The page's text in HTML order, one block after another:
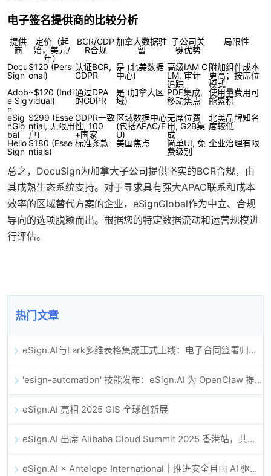
电子签名提供商的比较分析
提供
商
定价（起
始，美元/
年）
BCR/GDP
R合规
加拿大数据驻
留
子公司关
键优势
局限性
Docu
Sign
$120 (Pers
onal)
认证BCR,
GDPR
是 (北美数据
中心)
高级IAM C
LM, 审计
追踪
附加组件成本
更高；按席位
模式
Adob
e Sig
n
~$120 (Indi
vidual)
通过DPA
的GDPR
是 (加拿大区
域)
PDF集成,
移动焦点
使用量费用可
能累积
eSig
nGlo
bal
$299 (Esse
ntial, 无限用
户)
GDPR一致
性, 100
+国家
区域数据中心
(包括APAC/E
U)
无席位费
用, G2B集
成
北美品牌知名
度较低
Hello
Sign
$180 (Esse
ntials)
标准条款 美国焦点
简单UI, 免
费级别
企业治理有限
总之，DocuSign为加拿大子公司提供坚实的BCR合规，由
其成熟生态系统支持。对于寻求具有强大APAC联系和成本
效率的区域替代方案的企业，eSignGlobal作为中立、合规
导向的选项脱颖而出。根据您的特定数据流动和运营规模进
行评估。
热门文章
eSign.AI与Lark多维表格集成正式上线：电子合同签署归档全程自动化
'esign-automation' 技能发布：eSign.AI 为 OpenClaw 提供自动化电子签名能力
eSign.AI 亮相 2025 GIS 全球创新展
eSign.AI 出席 Alibaba Cloud Summit 2025 香港站，共同探讨 AI 驱动的云创新与数字信任未来
eSign.AI × Antelope International｜推进安全且由 AI 驱动的数字化工作流